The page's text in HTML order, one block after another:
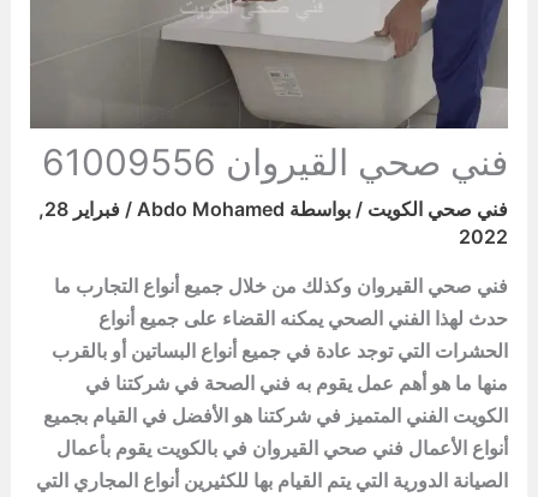
فني صحي القيروان 61009556
فني صحي الكويت / بواسطة Abdo Mohamed
/
فبراير 28,
2022
فني صحي القيروان وكذلك من خلال جميع أنواع التجارب ما
حدث لهذا الفني الصحي يمكنه القضاء على جميع أنواع
الحشرات التي توجد عادة في جميع أنواع البساتين أو بالقرب
منها ما هو أهم عمل يقوم به فني الصحة في شركتنا في
الكويت الفني المتميز في شركتنا هو الأفضل في القيام بجميع
أنواع الأعمال فني صحي القيروان في بالكويت يقوم بأعمال
الصيانة الدورية التي يتم القيام بها للكثيرين أنواع المجاري التي